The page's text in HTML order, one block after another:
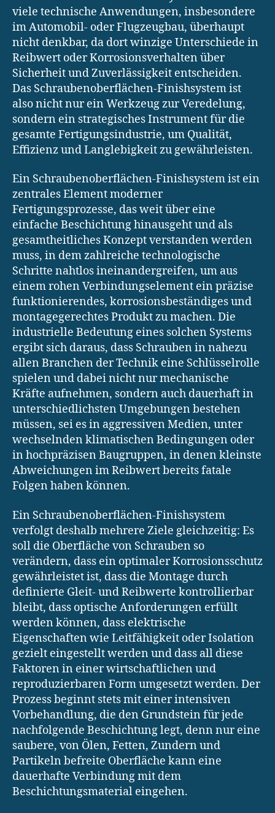
viele technische Anwendungen, insbesondere
im Automobil- oder Flugzeugbau, überhaupt
nicht denkbar, da dort winzige Unterschiede in
Reibwert oder Korrosionsverhalten über
Sicherheit und Zuverlässigkeit entscheiden.
Das Schraubenoberflächen-Finishsystem ist
also nicht nur ein Werkzeug zur Veredelung,
sondern ein strategisches Instrument für die
gesamte Fertigungsindustrie, um Qualität,
Effizienz und Langlebigkeit zu gewährleisten.
Ein Schraubenoberflächen-Finishsystem ist ein
zentrales Element moderner
Fertigungsprozesse, das weit über eine
einfache Beschichtung hinausgeht und als
gesamtheitliches Konzept verstanden werden
muss, in dem zahlreiche technologische
Schritte nahtlos ineinandergreifen, um aus
einem rohen Verbindungselement ein präzise
funktionierendes, korrosionsbeständiges und
montagegerechtes Produkt zu machen. Die
industrielle Bedeutung eines solchen Systems
ergibt sich daraus, dass Schrauben in nahezu
allen Branchen der Technik eine Schlüsselrolle
spielen und dabei nicht nur mechanische
Kräfte aufnehmen, sondern auch dauerhaft in
unterschiedlichsten Umgebungen bestehen
müssen, sei es in aggressiven Medien, unter
wechselnden klimatischen Bedingungen oder
in hochpräzisen Baugruppen, in denen kleinste
Abweichungen im Reibwert bereits fatale
Folgen haben können.
Ein Schraubenoberflächen-Finishsystem
verfolgt deshalb mehrere Ziele gleichzeitig: Es
soll die Oberfläche von Schrauben so
verändern, dass ein optimaler Korrosionsschutz
gewährleistet ist, dass die Montage durch
definierte Gleit- und Reibwerte kontrollierbar
bleibt, dass optische Anforderungen erfüllt
werden können, dass elektrische
Eigenschaften wie Leitfähigkeit oder Isolation
gezielt eingestellt werden und dass all diese
Faktoren in einer wirtschaftlichen und
reproduzierbaren Form umgesetzt werden. Der
Prozess beginnt stets mit einer intensiven
Vorbehandlung, die den Grundstein für jede
nachfolgende Beschichtung legt, denn nur eine
saubere, von Ölen, Fetten, Zundern und
Partikeln befreite Oberfläche kann eine
dauerhafte Verbindung mit dem
Beschichtungsmaterial eingehen.